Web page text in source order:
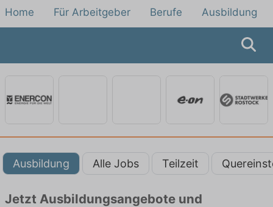
Home Für Arbeitgeber Berufe Ausbildung
Ausbildung Alle Jobs Teilzeit
Jetzt Ausbildungsangebote und